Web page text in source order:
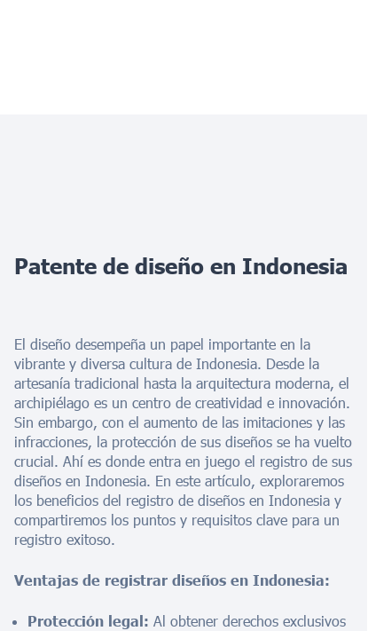
Patente de diseño en Indonesia
El diseño desempeña un papel importante en la
vibrante y diversa cultura de Indonesia. Desde la
artesanía tradicional hasta la arquitectura moderna, el
archipiélago es un centro de creatividad e innovación.
Sin embargo, con el aumento de las imitaciones y las
infracciones, la protección de sus diseños se ha vuelto
crucial. Ahí es donde entra en juego el registro de sus
diseños en Indonesia. En este artículo, exploraremos
los beneficios del registro de diseños en Indonesia y
compartiremos los puntos y requisitos clave para un
registro exitoso.
Ventajas de registrar diseños en Indonesia:
Protección legal: Al obtener derechos exclusivos